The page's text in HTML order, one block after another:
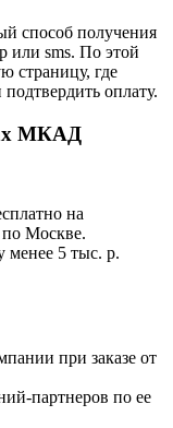
способ получения
или sms. По этой
страницу, где
оплату.
МКАД
на
Москве.
менее 5 тыс. р.
при заказе от
партнеров по ее